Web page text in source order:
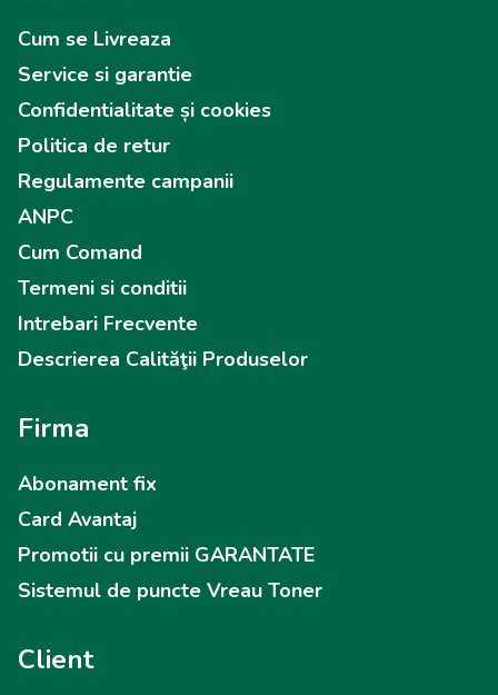
Cum se Livreaza
Service si garantie
Confidentialitate și cookies
Politica de retur
Regulamente campanii
ANPC
Cum Comand
Termeni si conditii
Intrebari Frecvente
Descrierea Calităţii Produselor
Firma
Abonament fix
Card Avantaj
Promotii cu premii GARANTATE
Sistemul de puncte Vreau Toner
Client